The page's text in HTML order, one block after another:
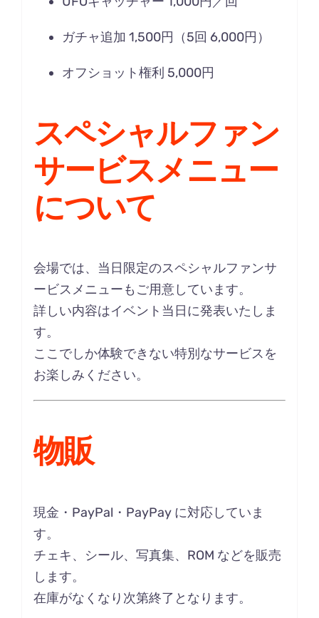
ガチャ追加 1,500円（5回 6,000円）
オフショット権利 5,000円
スペシャルファン
サービスメニュー
について
会場では、当日限定のスペシャルファンサ
ービスメニューもご用意しています。
詳しい内容はイベント当日に発表いたしま
す。
ここでしか体験できない特別なサービスを
お楽しみください。
物販
現金・PayPal・PayPay に対応していま
す。
チェキ、シール、写真集、ROM などを販売
します。
在庫がなくなり次第終了となります。